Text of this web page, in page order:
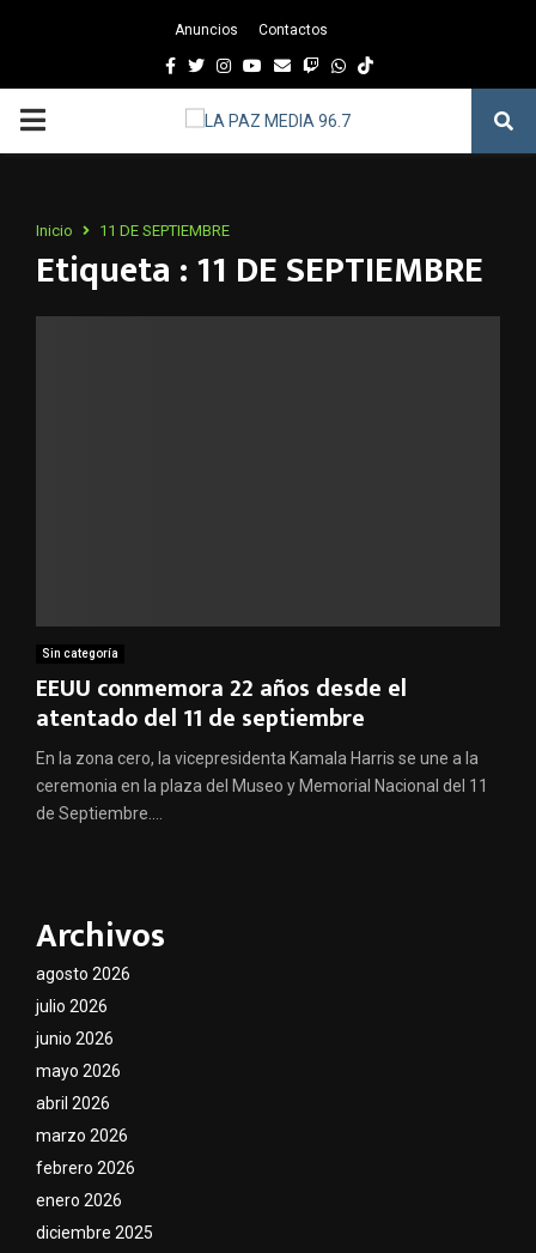
Anuncios Contactos
Facebook
TwitterInstagram
Youtube
EmailTwitchWhatsapp
PRIMARY
Inicio 11 DE SEPTIEMBRE
Etiqueta : 11 DE SEPTIEMBRE
Sin categoría
EEUU conmemora 22 años desde el
atentado del 11 de septiembre
En la zona cero, la vicepresidenta Kamala Harris se une a la
ceremonia en la plaza del Museo y Memorial Nacional del 11
de Septiembre....
Archivos
agosto 2026
julio 2026
junio 2026
mayo 2026
abril 2026
marzo 2026
febrero 2026
enero 2026
diciembre 2025